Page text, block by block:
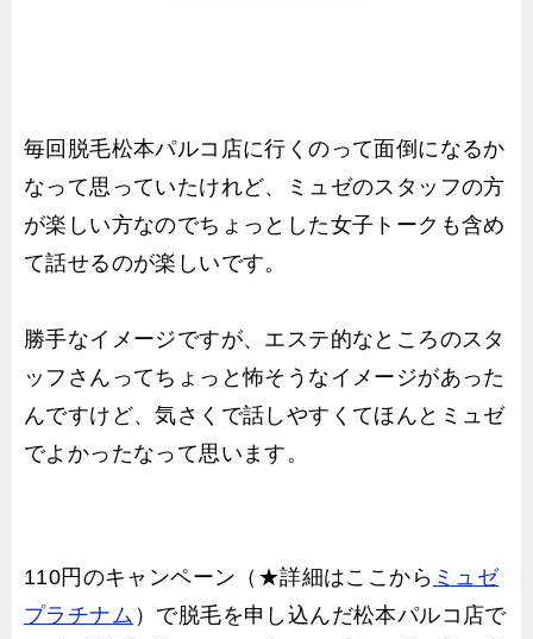
毎回脱毛松本パルコ店に行くのって面倒になるか
なって思っていたけれど、ミュゼのスタッフの方
が楽しい方なのでちょっとした女子トークも含め
て話せるのが楽しいです。
勝手なイメージですが、エステ的なところのスタ
ッフさんってちょっと怖そうなイメージがあった
んですけど、気さくで話しやすくてほんとミュゼ
でよかったなって思います。
110円のキャンペーン（★詳細はここから ミュゼ
プラチナム ）で脱毛を申し込んだ松本パルコ店で